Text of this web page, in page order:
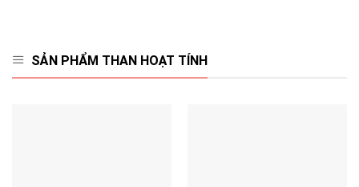
SẢN PHẨM THAN HOẠT TÍNH